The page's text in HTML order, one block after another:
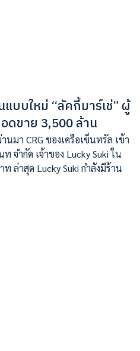
บบใหม่ “ลัคกี้มาร์เช่” ผู้
ดขาย 3,500 ล้าน
มา CRG ของเครือเซ็นทรัล เข้า
ำกัด เจ้าของ Lucky Suki ใน
ล่าสุด Lucky Suki กำลังมีร้าน